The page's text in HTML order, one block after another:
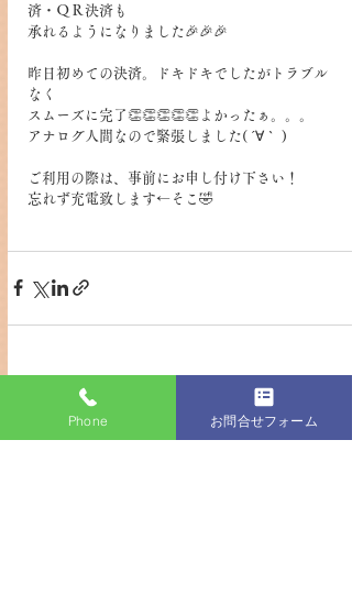
済・ＱＲ決済も
承れるようになりました🎉🎉🎉
昨日初めての決済。ドキドキでしたがトラブル
なく
スムーズに完了👏👏👏👏👏よかったぁ。。。
アナログ人間なので緊張しました( ´∀｀ )
ご利用の際は、事前にお申し付け下さい！
忘れず充電致します←そこ🤣
最新記事
Phone お問合せフォーム